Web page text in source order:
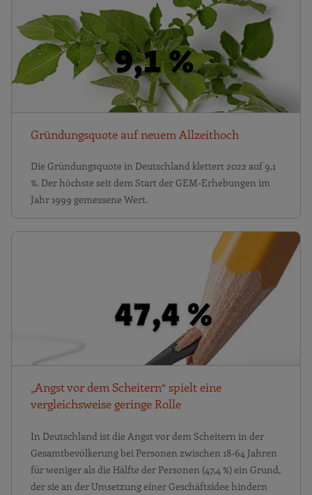
Gründungsquote auf neuem Allzeithoch
Die Gründungsquote in Deutschland klettert 2022 auf 9,1
%. Der höchste seit dem Start der GEM-Erhebungen im
Jahr 1999 gemessene Wert.
„Angst vor dem Scheitern“ spielt eine
vergleichsweise geringe Rolle
In Deutschland ist die Angst vor dem Scheitern in der
Gesamtbevölkerung bei Personen zwischen 18-64 Jahren
für weniger als die Hälfte der Personen (47,4 %) ein Grund,
der sie an der Umsetzung einer Geschäftsidee hindern